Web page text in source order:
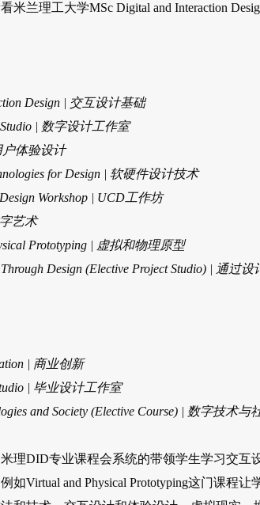
米兰理工大学MSc Digital and Interaction
Design | 交互设计基础
| 数字设计工作室
户体验设计
for Design | 软硬件设计技术
Workshop | UCD工作坊
艺术
Prototyping | 虚拟和物理原型
Design (Elective Project Studio) | 通过
| 商业创新
| 毕业设计工作室
and Society (Elective Course) | 数字技术与
理DID专业课程会系统的带领学生学习交互
如Virtual and Physical Prototyping这门课程